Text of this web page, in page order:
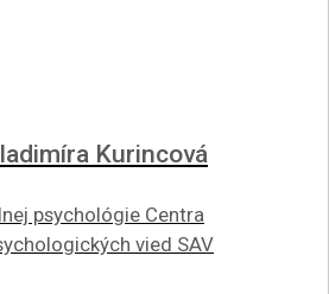
Kurincová
psychológie Centra
vied SAV